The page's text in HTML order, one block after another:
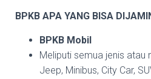
BPKB APA YANG BISA
BPKB Mobil
Meliputi semua jenis atau
Jeep, Minibus, City Car,